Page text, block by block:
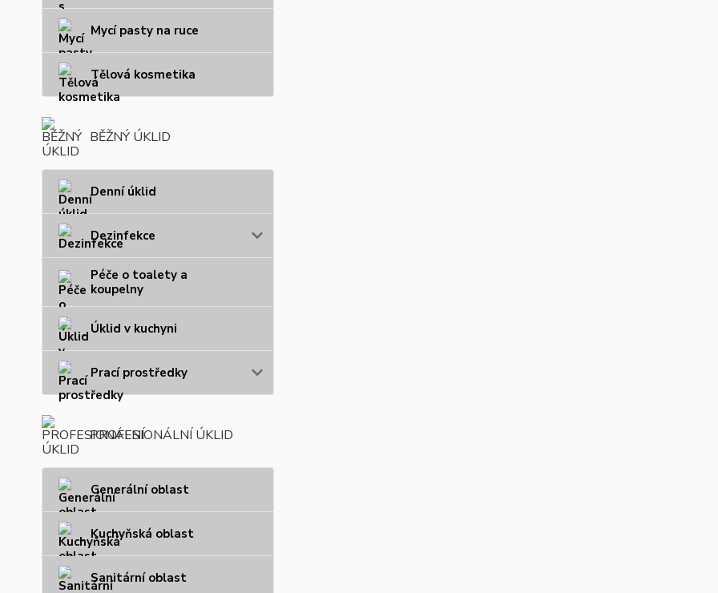
Mycí pasty na ruce
Tělová kosmetika
BĚŽNÝ ÚKLID
Denní úklid
Dezinfekce
Péče o toalety a
koupelny
Úklid v kuchyni
Prací prostředky
PROFESIONÁLNÍ ÚKLID
Generální oblast
Kuchyňská oblast
Sanitární oblast